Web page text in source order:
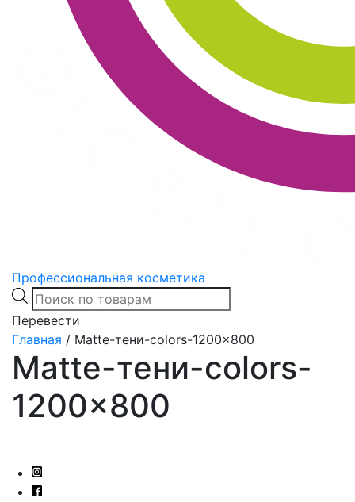
Профессиональная косметика
Products
search
Перевести
Главная / Matte-тени-colors-1200×800
Matte-тени-colors-
1200×800